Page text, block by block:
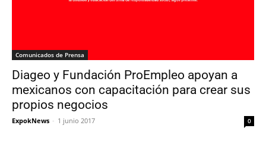
Comunicados de Prensa
Diageo y Fundación ProEmpleo apoyan a
mexicanos con capacitación para crear sus
propios negocios
ExpokNews - 1 junio 2017 0